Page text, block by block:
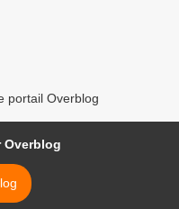
portail Overblog
Overblog